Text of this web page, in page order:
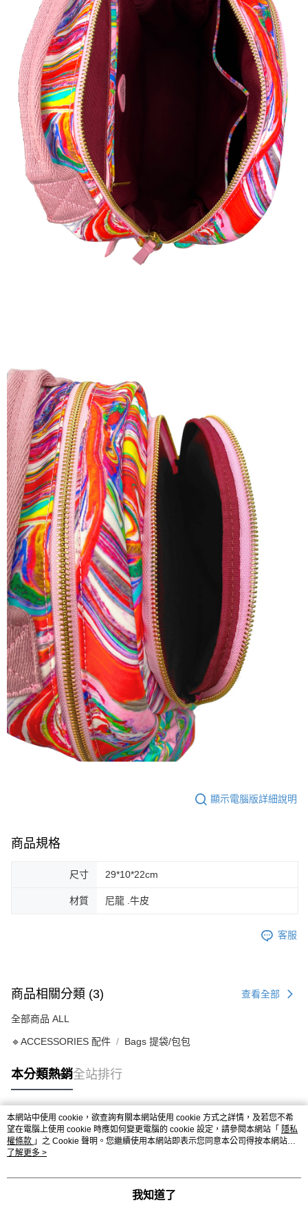
顯示電腦版詳細說明
商品規格
尺寸 29*10*22cm
材質 尼龍 .牛皮
客服
商品相關分類 (3) 查看全部
全部商品 ALL
🔹ACCESSORIES 配件 Bags 提袋/包包
本分類熱銷全站排行
熱門標籤
本網站中使用 cookie，欲查詢有關本網站使用 cookie 方式之詳情，及若您不希
望在電腦上使用 cookie 時應如何變更電腦的 cookie 設定，請參閱本網站「 隱私
權條款 」之 Cookie 聲明。您繼續使用本網站即表示您同意本公司得按本網站使
用條款之 Cookie 聲明使用 cookie。
了解更多 >
我知道了